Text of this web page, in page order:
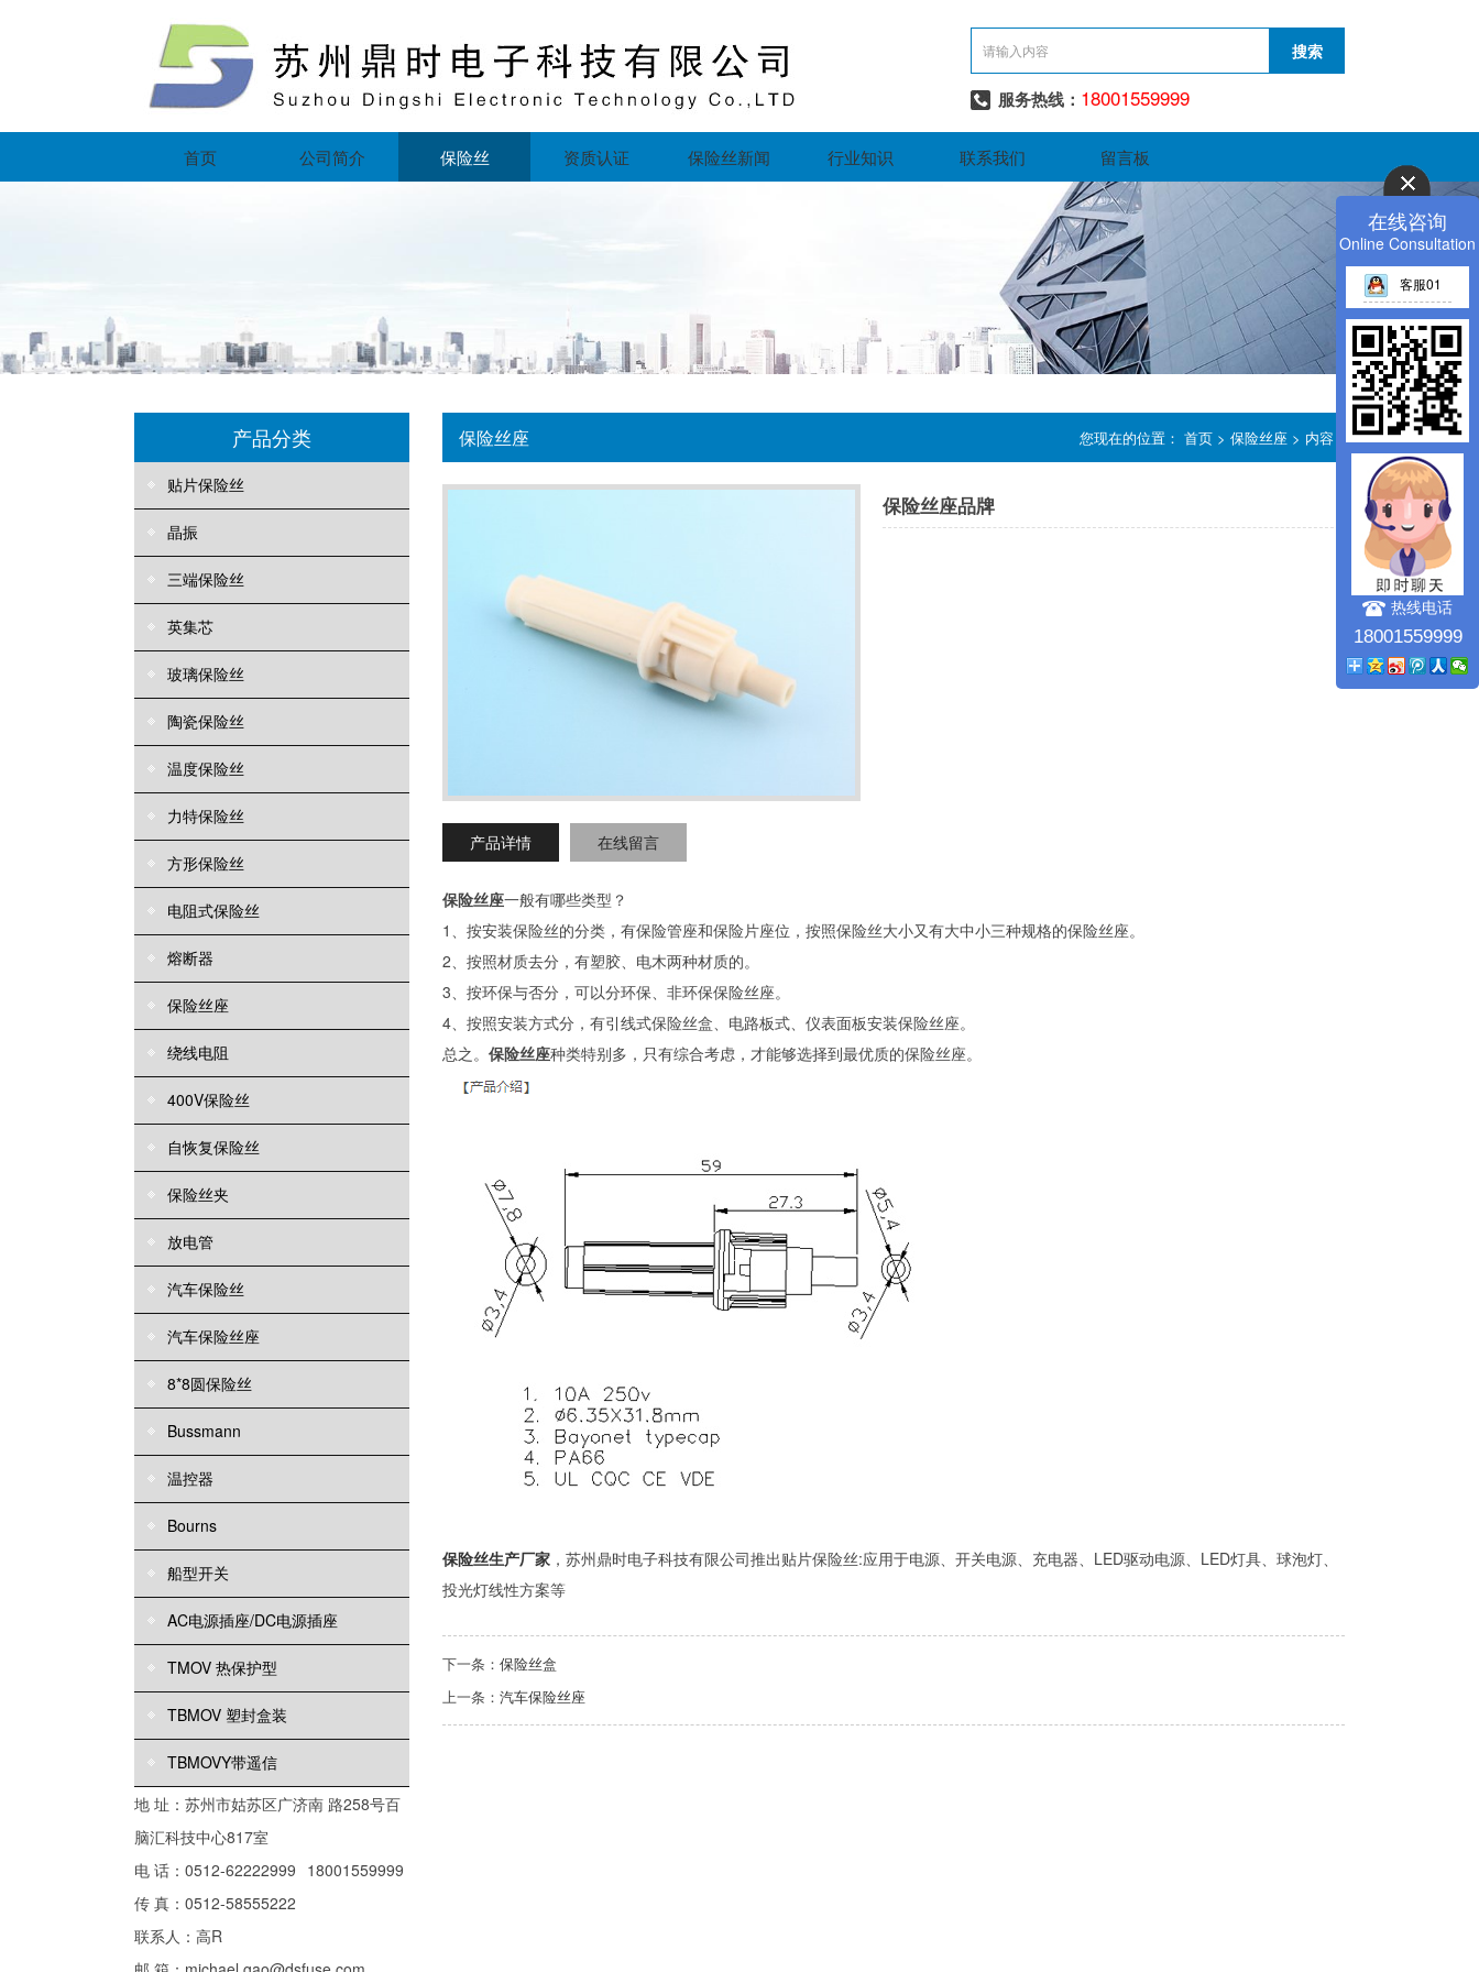
服务热线： 18001559999
首页 公司简介 保险丝 资质认证 保险丝新闻 行业知识 联系我们 留言板
产品分类
贴片保险丝
晶振
三端保险丝
英集芯
玻璃保险丝
陶瓷保险丝
温度保险丝
力特保险丝
方形保险丝
电阻式保险丝
熔断器
保险丝座
绕线电阻
400V保险丝
自恢复保险丝
保险丝夹
放电管
汽车保险丝
汽车保险丝座
8*8圆保险丝
Bussmann
温控器
Bourns
船型开关
AC电源插座/DC电源插座
TMOV 热保护型
TBMOV 塑封盒装
TBMOVY带遥信
地 址：苏州市姑苏区广济南 路258号百
脑汇科技中心817室
电 话：0512-62222999 18001559999
传 真：0512-58555222
联系人：高R
保险丝座 您现在的位置： 首页 > 保险丝座 > 内容
保险丝座品牌
产品详情 在线留言
保险丝座一般有哪些类型？
1、按安装保险丝的分类，有保险管座和保险片座位，按照保险丝大小又有大中小三种规格的保险丝座。
2、按照材质去分，有塑胶、电木两种材质的。
3、按环保与否分，可以分环保、非环保保险丝座。
4、按照安装方式分，有引线式保险丝盒、电路板式、仪表面板安装保险丝座。
总之。 保险丝座种类特别多，只有综合考虑，才能够选择到最优质的保险丝座。
保险丝生产厂家 ，苏州鼎时电子科技有限公司推出贴片保险丝:应用于电源、开关电源、充电器、LED驱动电源、LED灯具、球泡灯、
投光灯线性方案等
下一条： 保险丝盒
上一条： 汽车保险丝座
在线咨询
Online Consultation
客服01
热线电话
18001559999